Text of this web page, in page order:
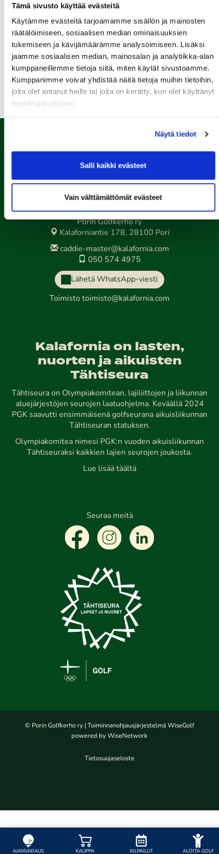
Tämä sivusto käyttää evästeitä
Käytämme evästeitä tarjoamamme sisällön ja mainosten
räätälöimiseen, sosiaalisen median ominaisuuksien
tukemiseen ja kävijämäärämme analysoimiseen. Lisäksi
jaamme sosiaalisen median, mainosalan ja analytiikka-alan
kumppaneillemme tietoja siitä, miten käytät sivustoamme.
Kumppanimme voivat yhdistää näitä tietoja muihin tietoihin,
joita olet antanut heille tai joita on kerätty, kun olet käyttänyt
heidän palvelujaan.
Näytä tiedot
Salli kaikki evästeet
Vain välttämättömät evästeet
AJANVARAUS KAUPPA KILPAILUT ALOITA GOLF
12.08.
Green Card kurssi Ke 12.8. klo 16:30-20:30
Seuraottelu SHG-PGK
Kaikki tapahtumat >>
Porin Golfkerho ry
Kalaforniantie 178, 28100 Pori
caddie-master@kalafornia.com
050 574 4975
Lähetä WhatsApp-viesti
Toimisto toimisto@kalafornia.com
Kalafornia on lasten,
nuorten ja aikuisten
Tähtiseura
Tähtiseura on Olympiakomitean, lajiliittojen ja liikunnan
aluejärjestöjen seurojen laatuohjelma. Keväällä 2024
PGK saavutti ensimmäisenä golfseurana aikuisliikunnan
Tähtiseuran statuksen.
Olympiakomitea nimesi PGK:n vuoden aikuisliikunnan
Tähtiseuraksi kaikkien lajien seurojen joukosta.
Lue lisää täältä
Seuraa meitä
© Porin Golfkerho ry | Toiminnanohjausjärjestelmä WiseGolf
powered by WiseNetwork
Tietosuojaseloste